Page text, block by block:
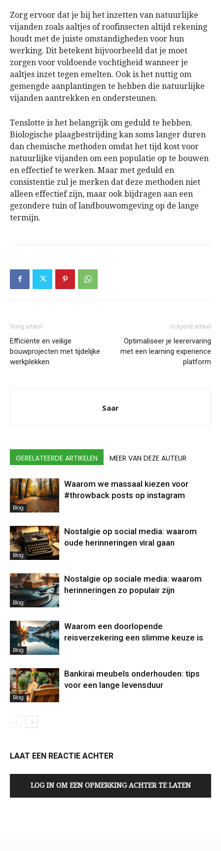
Zorg ervoor dat je bij het inzetten van natuurlijke
vijanden zoals aaltjes of roofinsecten altijd rekening
houdt met de juiste omstandigheden voor hun
werking. Dit betekent bijvoorbeeld dat je moet
zorgen voor voldoende vochtigheid wanneer je
aaltjes inzet tegen emelten. Ook is het nuttig om
gemengde aanplantingen te hebben die natuurlijke
vijanden aantrekken en ondersteunen.
Tenslotte is het belangrijk om geduld te hebben.
Biologische plaagbestrijding kan soms langer duren
dan chemische methoden omdat het tijd kost voor
natuurlijke vijanden om een populatie op te bouwen
en effectief te werken. Maar met geduld en
consistentie zul je merken dat deze methoden niet
alleen effectief zijn, maar ook bijdragen aan een
gezondere tuin of landbouwomgeving op de lange
termijn.
Vorig artikel
Efficiënte en veilige
bouwprojecten met tijdelijke
werkplekken
Volgend artikel
Optimaliseer je leerervaring
met een learning experience
platform
Saar
GERELATEERDE ARTIKELEN MEER VAN DEZE AUTEUR
Blog
Waarom we massaal kiezen voor
#throwback posts op instagram
Blog
Nostalgie op social media: waarom
oude herinneringen viral gaan
Blog
Nostalgie op sociale media: waarom
herinneringen zo populair zijn
Blog
Waarom een doorlopende
reisverzekering een slimme keuze is
Blog
Bankirai meubels onderhouden: tips
voor een lange levensduur
LAAT EEN REACTIE ACHTER
LOG IN OM EEN OPMERKING ACHTER TE LATEN